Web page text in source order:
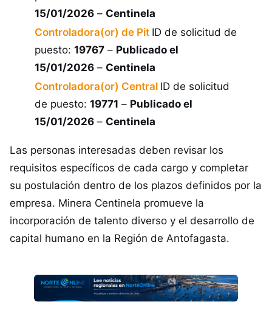
15/01/2026 – Centinela
Controladora(or) de Pit ID de solicitud de
puesto: 19767 – Publicado el
15/01/2026 – Centinela
Controladora(or) Central ID de solicitud
de puesto: 19771 – Publicado el
15/01/2026 – Centinela
Las personas interesadas deben revisar los
requisitos específicos de cada cargo y completar
su postulación dentro de los plazos definidos por la
empresa. Minera Centinela promueve la
incorporación de talento diverso y el desarrollo de
capital humano en la Región de Antofagasta.